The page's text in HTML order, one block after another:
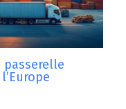
passerelle